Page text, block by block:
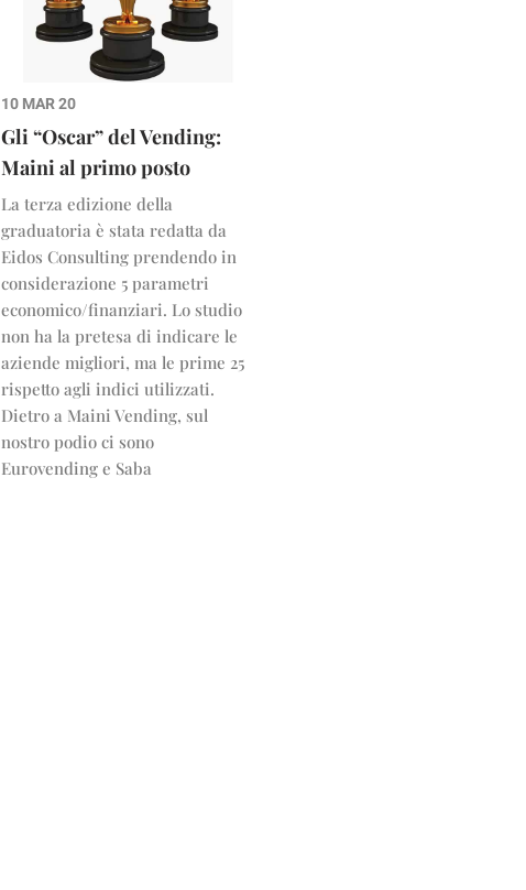
10 MAR 20
Gli “Oscar” del Vending:
Maini al primo posto
La terza edizione della
graduatoria è stata redatta da
Eidos Consulting prendendo in
considerazione 5 parametri
economico/finanziari. Lo studio
non ha la pretesa di indicare le
aziende migliori, ma le prime 25
rispetto agli indici utilizzati.
Dietro a Maini Vending, sul
nostro podio ci sono
Eurovending e Saba